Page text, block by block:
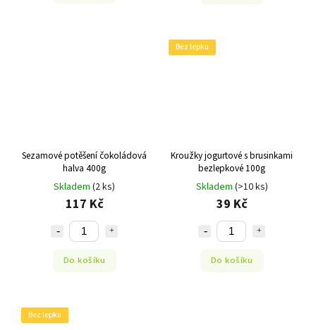
Sezamové potěšení čokoládová
halva 400g
Skladem (2 ks)
117 Kč
Do košíku
Bez lepku
Kroužky jogurtové s brusinkami
bezlepkové 100g
Skladem (>10 ks)
39 Kč
Do košíku
Bez lepku